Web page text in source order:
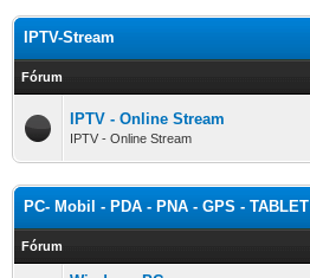
IPTV-Stream
Fórum
IPTV - Online Stream
IPTV - Online Stream
PC- Mobil - PDA - PNA - GPS - TABLET
Fórum